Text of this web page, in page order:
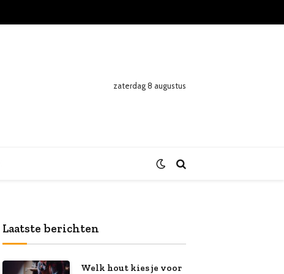
zaterdag 8 augustus
Laatste berichten
Welk hout kies je voor